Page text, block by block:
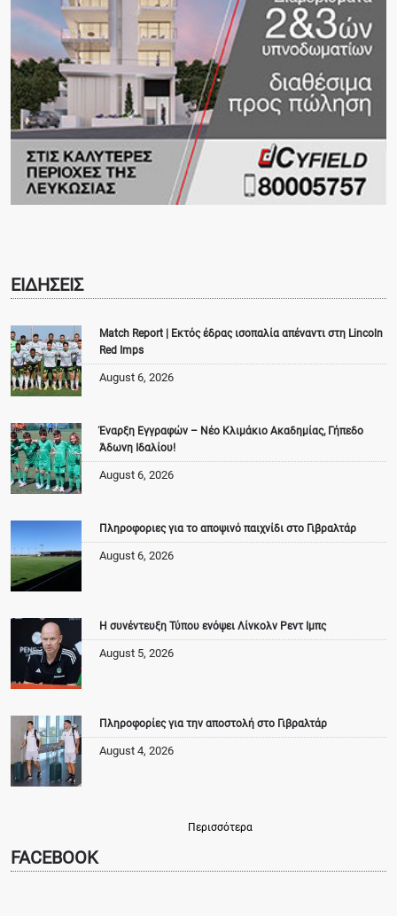
ΕΙΔΗΣΕΙΣ
Match Report | Εκτός έδρας ισοπαλία απέναντι στη Lincoln
Red Imps
August 6, 2026
Έναρξη Εγγραφών – Νέο Κλιμάκιο Ακαδημίας, Γήπεδο
Άδωνη Ιδαλίου!
August 6, 2026
Πληροφοριες για το αποψινό παιχνίδι στο Γιβραλτάρ
August 6, 2026
Η συνέντευξη Τύπου ενόψει Λίνκολν Ρεντ Ιμπς
August 5, 2026
Πληροφορίες για την αποστολή στο Γιβραλτάρ
August 4, 2026
Περισσότερα
FACEBOOK